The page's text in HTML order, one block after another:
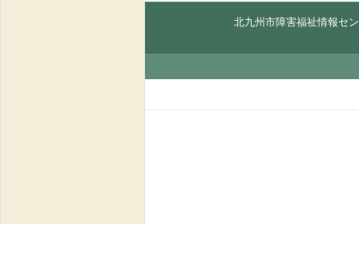
北九州市障害福祉情報セ